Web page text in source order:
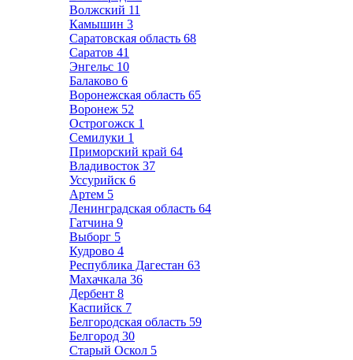
Волжский 11
Камышин 3
Саратовская область 68
Саратов 41
Энгельс 10
Балаково 6
Воронежская область 65
Воронеж 52
Острогожск 1
Семилуки 1
Приморский край 64
Владивосток 37
Уссурийск 6
Артем 5
Ленинградская область 64
Гатчина 9
Выборг 5
Кудрово 4
Республика Дагестан 63
Махачкала 36
Дербент 8
Каспийск 7
Белгородская область 59
Белгород 30
Старый Оскол 5